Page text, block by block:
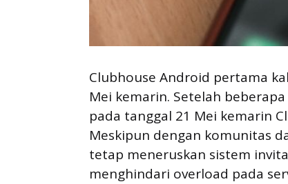
Clubhouse Android pertama
Mei kemarin. Setelah
pada tanggal 21 Mei kemarin
Meskipun dengan komunitas
tetap meneruskan sistem
menghindari overload pada